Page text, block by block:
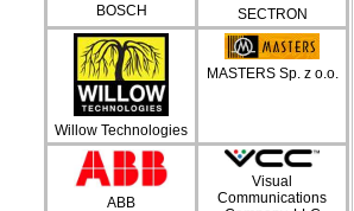
BOSCH SECTRON
Willow Technologies
MASTERS Sp. z o.o.
ABB
Visual
Communications